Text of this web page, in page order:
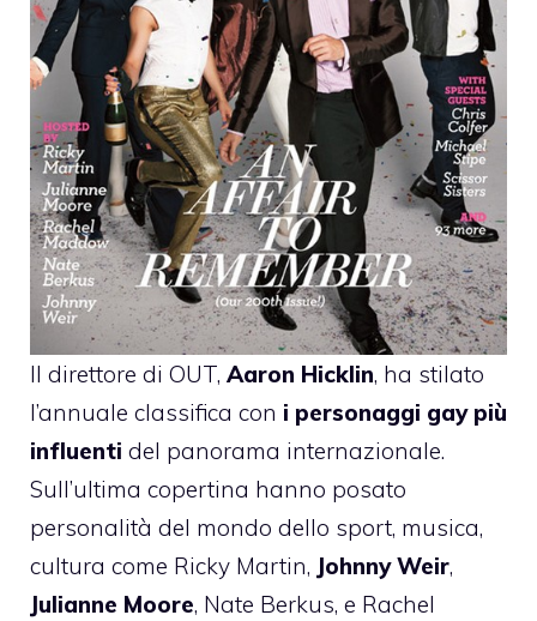
Il direttore di OUT, Aaron Hicklin, ha stilato
l’annuale classifica con i personaggi gay più
influenti del panorama internazionale.
Sull’ultima copertina hanno posato
personalità del mondo dello sport, musica,
cultura come Ricky Martin, Johnny Weir,
Julianne Moore, Nate Berkus, e Rachel